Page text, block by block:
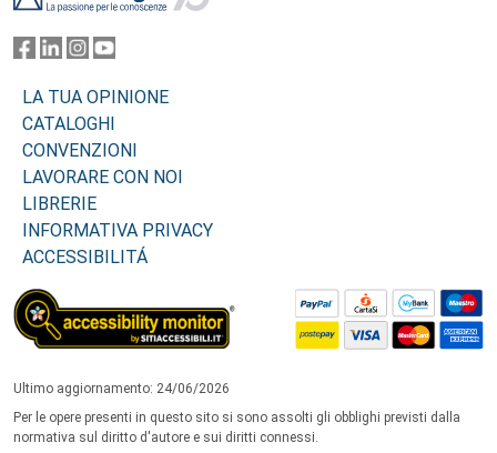
LA TUA OPINIONE
CATALOGHI
CONVENZIONI
LAVORARE CON NOI
LIBRERIE
INFORMATIVA PRIVACY
ACCESSIBILITÁ
Ultimo aggiornamento: 24/06/2026
Per le opere presenti in questo sito si sono assolti gli obblighi previsti dalla
normativa sul diritto d'autore e sui diritti connessi.